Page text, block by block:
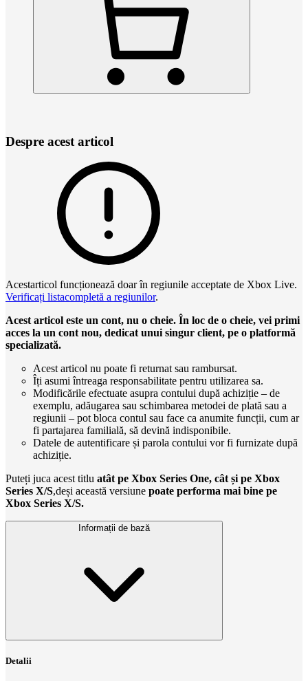
Despre acest articol
Acestarticol funcționează doar în regiunile acceptate de Xbox Live.
Verificați listacompletă a regiunilor.
Acest articol este un cont, nu o cheie. În loc de o cheie, vei primi
acces la un cont nou, dedicat unui singur client, pe o platformă
specializată.
Acest articol nu poate fi returnat sau rambursat.
Îți asumi întreaga responsabilitate pentru utilizarea sa.
Modificările efectuate asupra contului după achiziție – de
exemplu, adăugarea sau schimbarea metodei de plată sau a
regiunii – pot bloca contul sau face ca anumite funcții, cum ar
fi partajarea familială, să devină indisponibile.
Datele de autentificare și parola contului vor fi furnizate după
achiziție.
Puteți juca acest titlu atât pe Xbox Series One, cât și pe Xbox
Series X/S,deși această versiune poate performa mai bine pe
Xbox Series X/S.
Informații de bază
Detalii